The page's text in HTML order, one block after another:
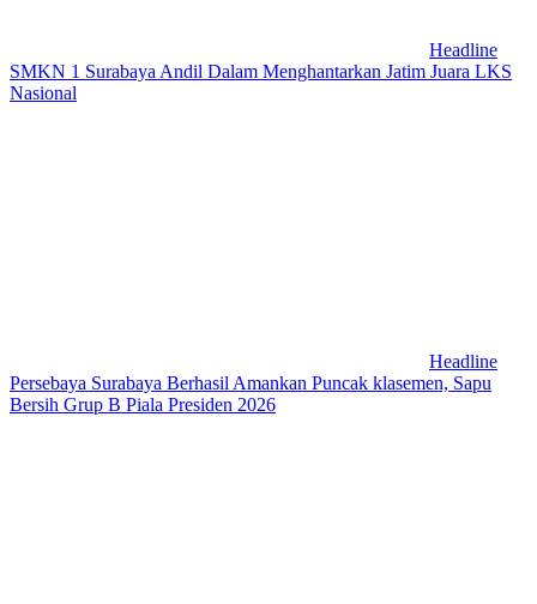
Headline
SMKN 1 Surabaya Andil Dalam Menghantarkan Jatim Juara LKS
Nasional
Headline
Persebaya Surabaya Berhasil Amankan Puncak klasemen, Sapu
Bersih Grup B Piala Presiden 2026